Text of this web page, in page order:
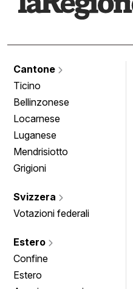
Cantone
Ticino
Bellinzonese
Locarnese
Luganese
Mendrisiotto
Grigioni
Svizzera
Votazioni federali
Estero
Confine
Estero